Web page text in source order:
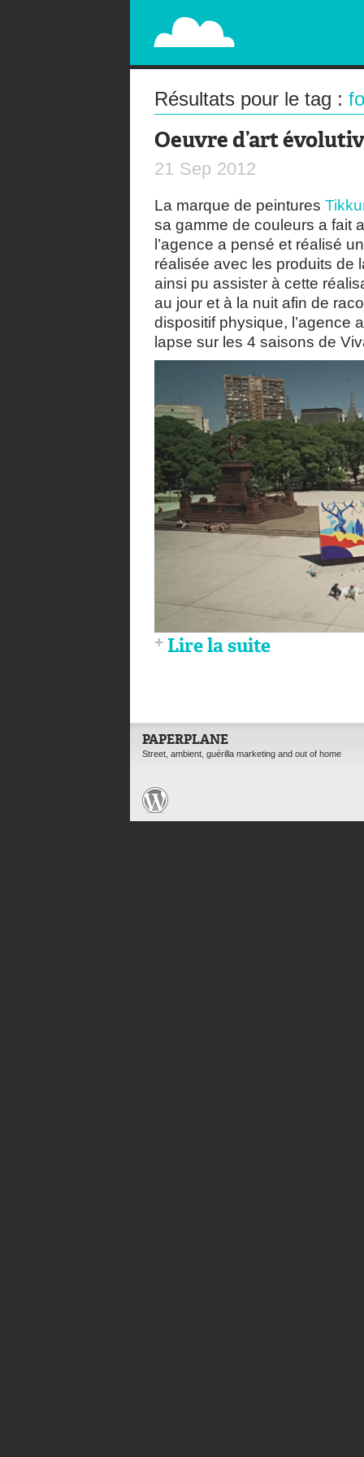
PAPERPLANE
STREET, AMBIENT, GUÉRILLA MARKETING
Résultats pour le tag :
Oeuvre d’art
21 Sep 2012
La marque de peintures
sa gamme de couleurs a fait
l’agence a pensé et réalisé
réalisée avec les produits de
ainsi pu assister à cette
au jour et à la nuit afin de
dispositif physique, l’agence
lapse sur les 4 saisons de
Lire la suite
PAPERPLANE
Street, ambient, guérilla marketing and out of home